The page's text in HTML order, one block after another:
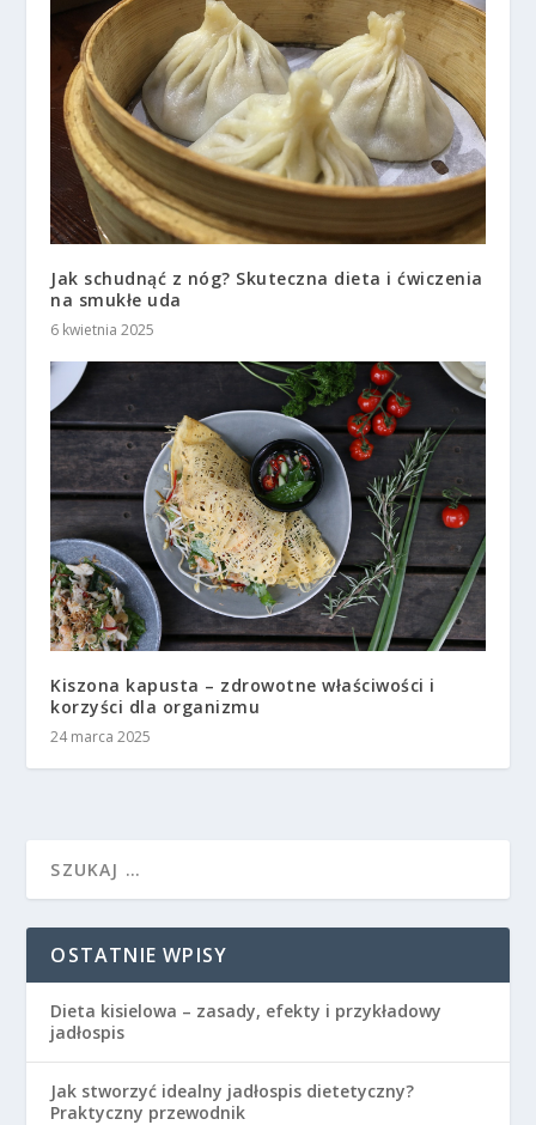
Jak schudnąć z nóg? Skuteczna dieta i ćwiczenia
na smukłe uda
6 kwietnia 2025
Kiszona kapusta – zdrowotne właściwości i
korzyści dla organizmu
24 marca 2025
OSTATNIE WPISY
Dieta kisielowa – zasady, efekty i przykładowy
jadłospis
Jak stworzyć idealny jadłospis dietetyczny?
Praktyczny przewodnik